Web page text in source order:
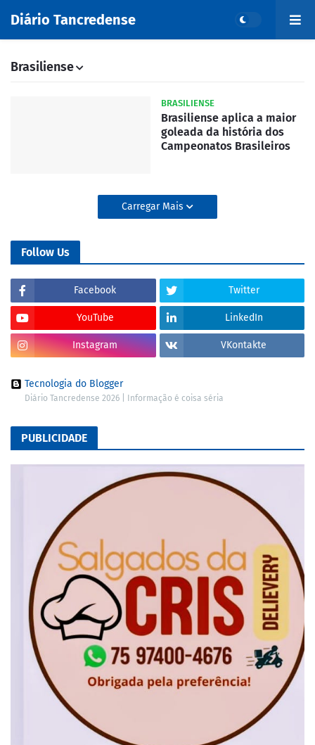
Diário Tancredense
Brasiliense
BRASILIENSE
Brasiliense aplica a maior
goleada da história dos
Campeonatos Brasileiros
Carregar Mais
Follow Us
Facebook Twitter
YouTube LinkedIn
Instagram VKontakte
Tecnologia do Blogger
Diário Tancredense 2026 | Informação é coisa séria
PUBLICIDADE